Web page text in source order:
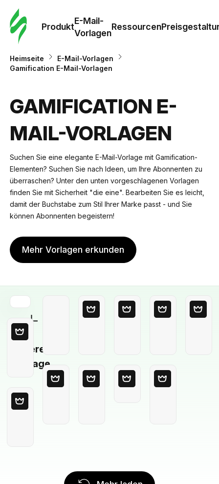
Produkt
E-Mail-
Vorlagen
Ressourcen
Heimseite
E-Mail-Vorlagen
Gamification E-Mail-Vorlagen
GAMIFICATION E-
MAIL-VORLAGEN
Suchen Sie eine elegante E-Mail-Vorlage mit Gamification-
Elementen? Suchen Sie nach Ideen, um Ihre Abonnenten zu
überraschen? Unter den unten vorgeschlagenen Vorlagen
finden Sie mit Sicherheit "die eine". Bearbeiten Sie es leicht,
damit der Buchstabe zum Stil Ihrer Marke passt - und Sie
können Abonnenten begeistern!
Mehr Vorlagen erkunden
Leere
Vorlage